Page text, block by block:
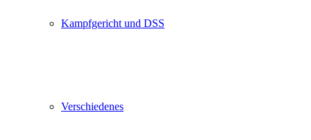
Kampfgericht und DSS
Verschiedenes